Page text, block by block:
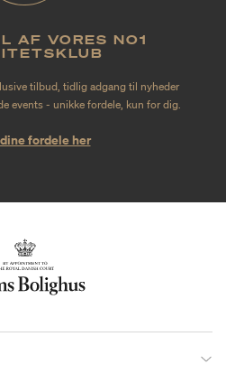
AF VORES NO1
tilbud, tidlig adgang til nyheder
events - unikke fordele, kun for dig.
fordele her